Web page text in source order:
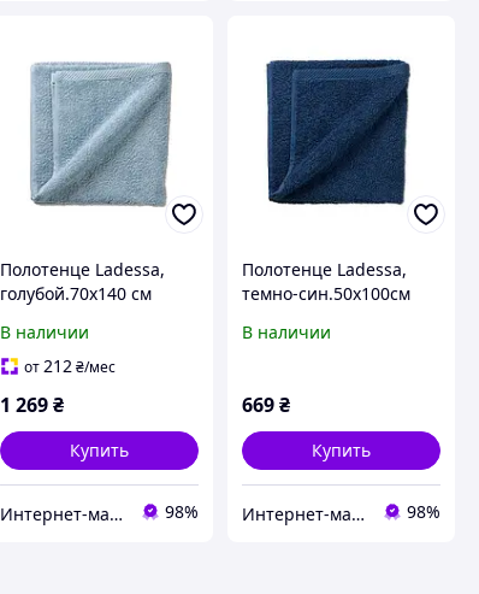
Полотенце Ladessa,
голубой.70x140 см
В наличии
от212 ₴/мес
1 269 ₴
Купить
Интернет-магазин Хозяюшка 98%
Полотенце Ladessa,
темно-син.50x100см
В наличии
669₴
Купить
Интернет-магазин Хозяюшка 98%